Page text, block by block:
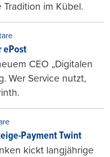
Tradition im Kübel.
ePost
CEO „Digitalen
Wer Service nutzt,
Payment Twint
kickt langjährige